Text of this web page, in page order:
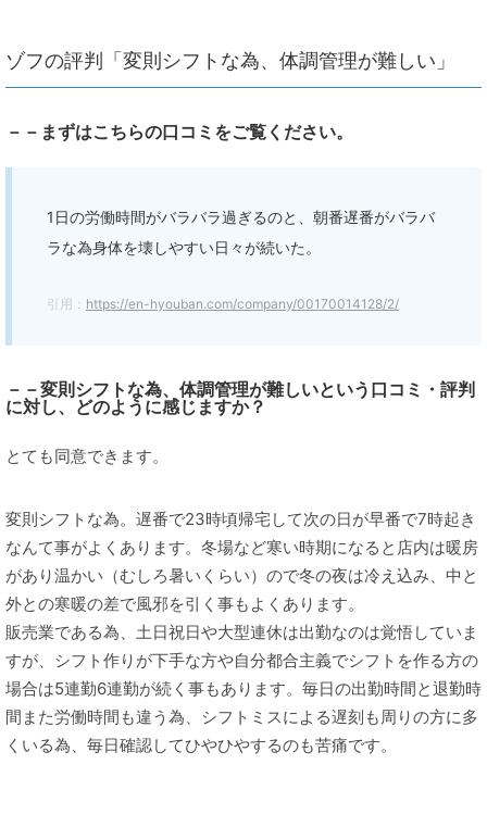
ゾフの評判「変則シフトな為、体調管理が難しい」
－－まずはこちらの口コミをご覧ください。
1日の労働時間がバラバラ過ぎるのと、朝番遅番がバラバ
ラな為身体を壊しやすい日々が続いた。
引用： https://en-hyouban.com/company/00170014128/2/
－－変則シフトな為、体調管理が難しいという口コミ・評判
に対し、どのように感じますか？
とても同意できます。
変則シフトな為。遅番で23時頃帰宅して次の日が早番で7時起き
なんて事がよくあります。冬場など寒い時期になると店内は暖房
があり温かい（むしろ暑いくらい）ので冬の夜は冷え込み、中と
外との寒暖の差で風邪を引く事もよくあります。
販売業である為、土日祝日や大型連休は出勤なのは覚悟していま
すが、シフト作りが下手な方や自分都合主義でシフトを作る方の
場合は5連勤6連勤が続く事もあります。毎日の出勤時間と退勤時
間また労働時間も違う為、シフトミスによる遅刻も周りの方に多
くいる為、毎日確認してひやひやするのも苦痛です。